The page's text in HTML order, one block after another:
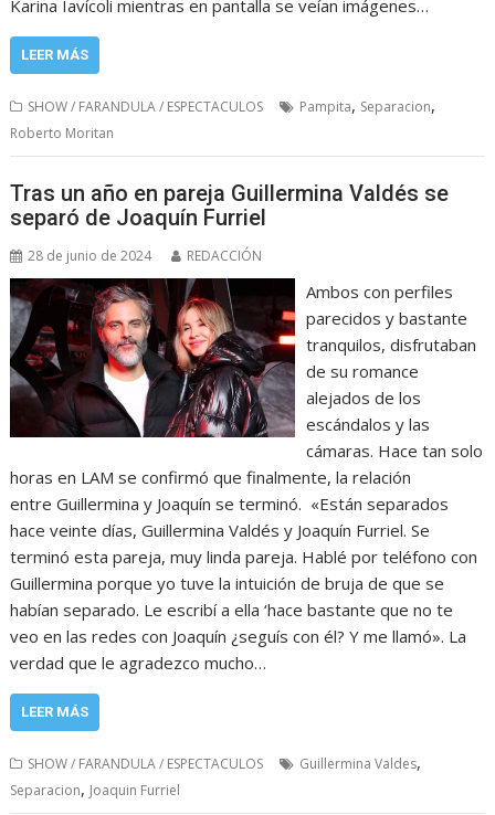
Karina Iavícoli mientras en pantalla se veían imágenes…
LEER MÁS
SHOW / FARANDULA / ESPECTACULOS Pampita, Separacion,
Roberto Moritan
Tras un año en pareja Guillermina Valdés se
separó de Joaquín Furriel
28 de junio de 2024 REDACCIÓN
Ambos con perfiles
parecidos y bastante
tranquilos, disfrutaban
de su romance
alejados de los
escándalos y las
cámaras. Hace tan solo
horas en LAM se confirmó que finalmente, la relación
entre Guillermina y Joaquín se terminó. «Están separados
hace veinte días, Guillermina Valdés y Joaquín Furriel. Se
terminó esta pareja, muy linda pareja. Hablé por teléfono con
Guillermina porque yo tuve la intuición de bruja de que se
habían separado. Le escribí a ella ‘hace bastante que no te
veo en las redes con Joaquín ¿seguís con él? Y me llamó». La
verdad que le agradezco mucho…
LEER MÁS
SHOW / FARANDULA / ESPECTACULOS Guillermina Valdes,
Separacion, Joaquin Furriel